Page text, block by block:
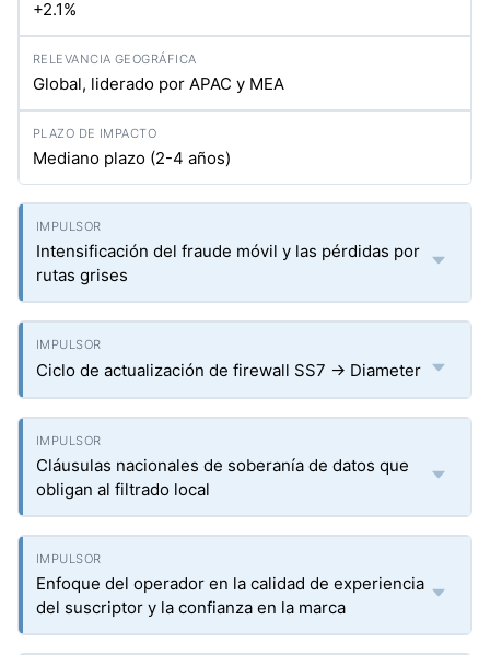
+2.1%
Global, liderado por APAC y MEA
Mediano plazo (2-4 años)
Intensificación del fraude móvil y las pérdidas por
rutas grises
Ciclo de actualización de firewall SS7 → Diameter
Cláusulas nacionales de soberanía de datos que
obligan al filtrado local
Enfoque del operador en la calidad de experiencia
del suscriptor y la confianza en la marca